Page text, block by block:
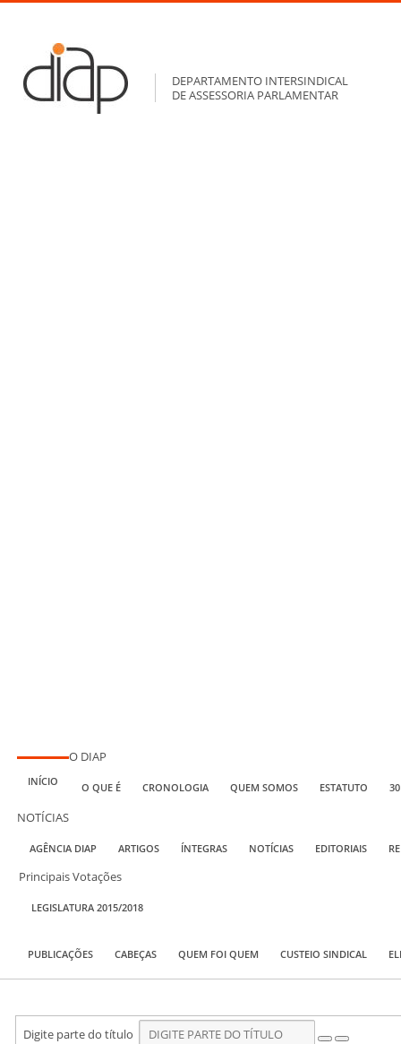
DEPARTAMENTO INTERSINDICAL
DE ASSESSORIA PARLAMENTAR
INÍCIO
O DIAP
O QUE É CRONOLOGIA QUEM SOMOS ESTATUTO
NOTÍCIAS
AGÊNCIA DIAP ARTIGOS ÍNTEGRAS NOTÍCIAS EDITORIAIS
Principais Votações
LEGISLATURA 2015/2018
PUBLICAÇÕES CABEÇAS QUEM FOI QUEM CUSTEIO SINDICAL
Digite parte do título